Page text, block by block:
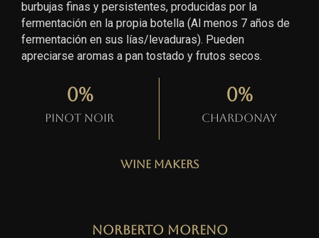
burbujas finas y persistentes, producidas por la
fermentación en la propia botella (Al menos 7 años de
fermentación en sus lías/levaduras). Pueden
apreciarse aromas a pan tostado y frutos secos.
Pinot Noir
0%
Chardonay
0%
Wine Makers
Norberto Moreno